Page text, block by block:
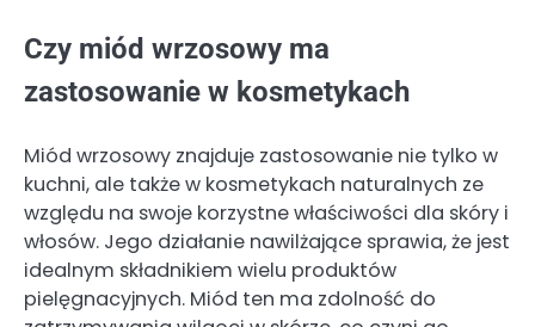
Czy miód wrzosowy ma
zastosowanie w kosmetykach
Miód wrzosowy znajduje zastosowanie nie tylko w
kuchni, ale także w kosmetykach naturalnych ze
względu na swoje korzystne właściwości dla skóry i
włosów. Jego działanie nawilżające sprawia, że jest
idealnym składnikiem wielu produktów
pielęgnacyjnych. Miód ten ma zdolność do